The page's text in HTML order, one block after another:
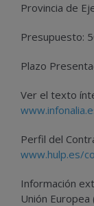
Provincia de
Presupuesto:
Plazo
Ver el texto
Perfil del
www.hulp.es/
Información
Unión